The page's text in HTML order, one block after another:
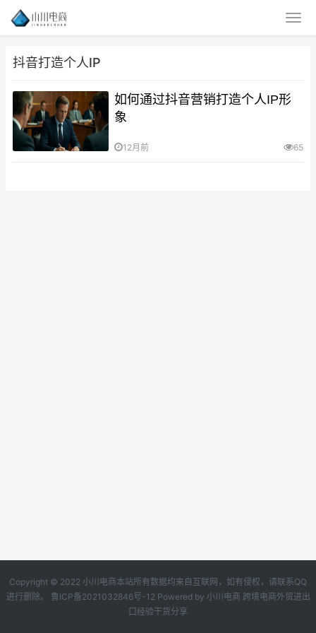
抖音打造个人IP
如何通过抖音营销打造个人IP形
象
12月前 65
Copyright © 2022 小川电商本站所有数据均来自互联网，如有侵权，请联系QQ
进行删除。 鲁ICP备2021032846号-12 Powered by 小川电商 跨境电商外贸进出
口经验干货分享